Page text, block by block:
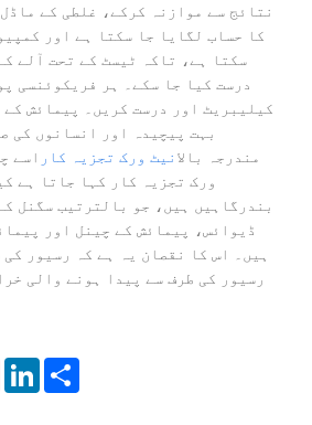
نتائج سے موازنہ کرکے، غلطی کے
کا حساب لگایا جا سکتا ہے اور
سکتا ہے، تاکہ ٹیسٹ کے تحت آلے
درست کیا جا سکے۔ ہر فریکوئنسی
کیلیبریٹ اور درست کریں۔ پیمائش
بہت پیچیدہ اور انسانوں کی
مندرجہ بالا نیٹ ورک تجزیہ کار اسے
ورک تجزیہ کار کہا جاتا ہے
بندرگاہیں ہیں، جو بالترتیب سگنل
ڈیوائس، پیمائش کے چینل اور
ہیں۔ اس کا نقصان یہ ہے کہ رسیور
رسیور کی طرف سے پیدا ہونے والی
PinterestLinkedIn